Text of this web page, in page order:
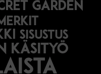
garden
sisustus
käsityö